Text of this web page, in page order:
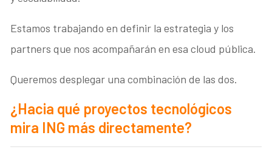
Estamos trabajando en definir la estrategia y los
partners que nos acompañarán en esa cloud pública.
Queremos desplegar una combinación de las dos.
¿Hacia qué proyectos tecnológicos
mira ING más directamente?